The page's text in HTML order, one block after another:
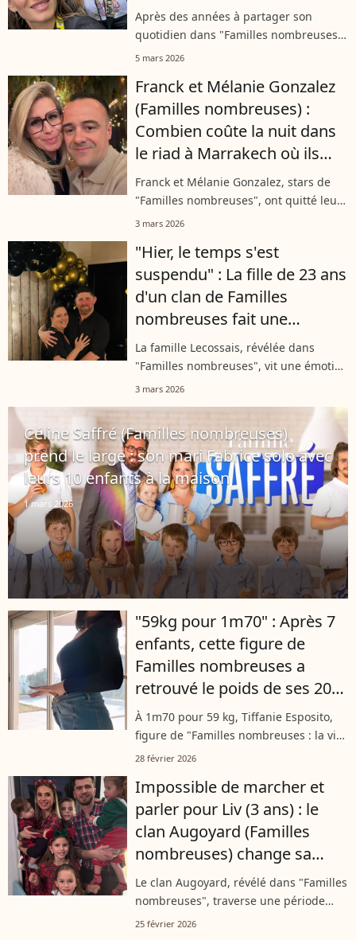
plus éloignée de son ex-mari
Nicolas, père de ses six
enfants
Après des années à partager son
quotidien dans "Familles nombreuses",
Camille Santoro dévoile un nouveau
épanouie dans une nouvelle relation,
elle aborde...
5 mars 2026
Franck et Mélanie Gonzalez
(Familles nombreuses) :
Combien coûte la nuit dans
le riad à Marrakech où ils
séjournent ?
Franck et Mélanie Gonzalez, stars de
"Familles nombreuses", ont quitté leur
tribu pour une escapade ensoleillée à
dans le somptueux Riad Fabiola,...
3 mars 2026
"Hier, le temps s'est
suspendu" : La fille de 23 ans
d'un clan de Familles
nombreuses fait une
annonce qui ne laisse
personne de marbre
La famille Lecossais, révélée dans
"Familles nombreuses", vit une émotion
immense ! L'aînée Emeline, loin des
pour ses parents. Un événement...
3 mars 2026
Céline Saffré (Familles nombreuses)
prend le large : son mari Fabrice solo avec
leurs 10 enfants à la maison
1 mars 2026
"59kg pour 1m70" : Après 7
enfants, cette figure de
Familles nombreuses a
retrouvé le poids de ses 20
ans grâce à un programme
bien précis
À 1m70 pour 59 kg, Tiffanie Esposito,
figure de "Familles nombreuses : la vie
en XXL", a révélé sur Instagram avoir
fruits de gros efforts après...
28 février 2026
Impossible de marcher et
parler pour Liv (3 ans) : le
clan Augoyard (Familles
nombreuses) change sa
maison de la Loire pour elle
Le clan Augoyard, révélé dans "Familles
nombreuses", traverse une période
intense. La petite Liv requiert des
25 février 2026